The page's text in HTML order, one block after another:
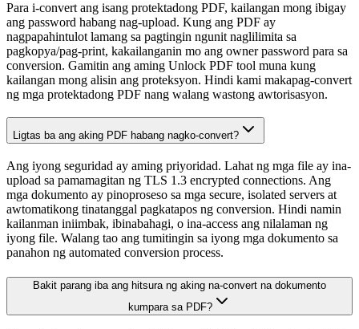
Para i-convert ang isang protektadong PDF, kailangan mong ibigay
ang password habang nag-upload. Kung ang PDF ay
nagpapahintulot lamang sa pagtingin ngunit naglilimita sa
pagkopya/pag-print, kakailanganin mo ang owner password para sa
conversion. Gamitin ang aming Unlock PDF tool muna kung
kailangan mong alisin ang proteksyon. Hindi kami makapag-convert
ng mga protektadong PDF nang walang wastong awtorisasyon.
Ligtas ba ang aking PDF habang nagko-convert?
Ang iyong seguridad ay aming priyoridad. Lahat ng mga file ay ina-
upload sa pamamagitan ng TLS 1.3 encrypted connections. Ang
mga dokumento ay pinoproseso sa mga secure, isolated servers at
awtomatikong tinatanggal pagkatapos ng conversion. Hindi namin
kailanman iniimbak, ibinabahagi, o ina-access ang nilalaman ng
iyong file. Walang tao ang tumitingin sa iyong mga dokumento sa
panahon ng automated conversion process.
Bakit parang iba ang hitsura ng aking na-convert na dokumento
kumpara sa PDF?